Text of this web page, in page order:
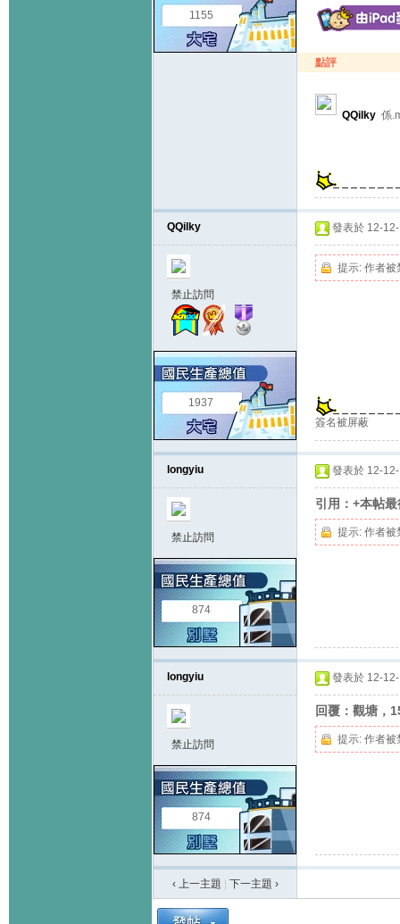
1155
點評
QQilky 係
QQilky
禁止訪問
1937
發表於 12-
提示: 作者被
簽名被屏蔽
longyiu
禁止訪問
874
發表於 12-
引用：+本帖
提示: 作者被
longyiu
禁止訪問
874
發表於 12-
回覆：觀塘，
提示: 作者被
‹ 上一主題 下一主題 ›